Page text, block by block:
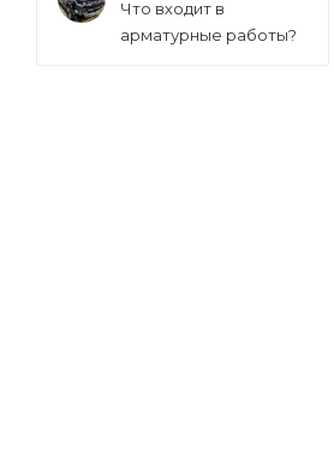
Что входит в
арматурные работы?